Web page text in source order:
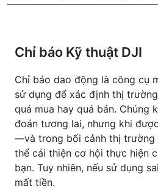
Chỉ báo Kỹ thuật DJI
Chỉ báo dao động là công cụ
sử dụng để xác định thị
quá mua hay quá bán. Chúng
đoán tương lai, nhưng khi
—và trong bối cảnh thị
thể cải thiện cơ hội thực hiện
bạn. Tuy nhiên, nếu sử dụng
mất tiền.